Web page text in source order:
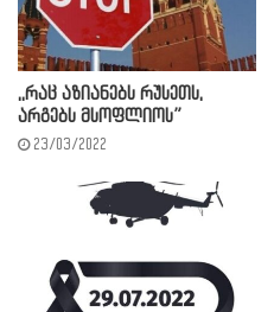
,,რაც აზიანებს რუსეთს,
არგებს მსოფლიოს”
23/03/2022